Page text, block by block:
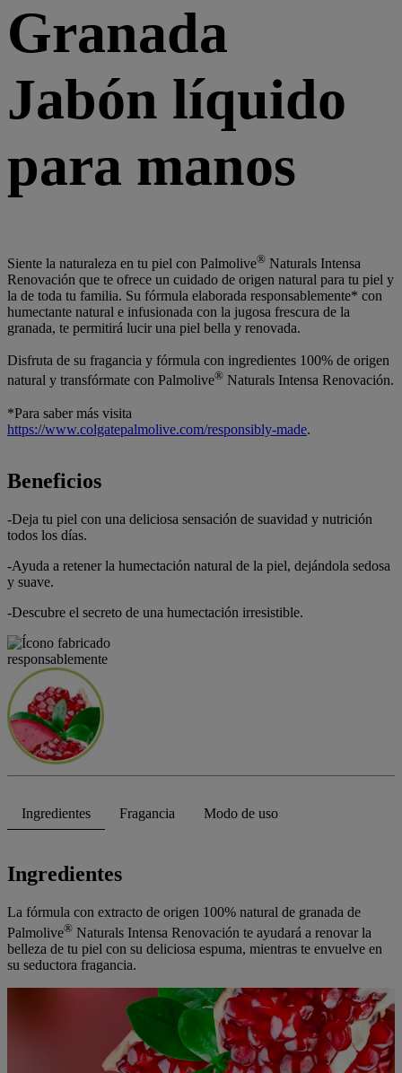
Granada
Jabón líquido
para manos
Siente la naturaleza en tu piel con Palmolive® Naturals Intensa
Renovación que te ofrece un cuidado de origen natural para tu piel y
la de toda tu familia. Su fórmula elaborada responsablemente* con
humectante natural e infusionada con la jugosa frescura de la
granada, te permitirá lucir una piel bella y renovada.
Disfruta de su fragancia y fórmula con ingredientes 100% de origen
natural y transfórmate con Palmolive® Naturals Intensa Renovación.
*Para saber más visita
https://www.colgatepalmolive.com/responsibly-made.
Beneficios
-Deja tu piel con una deliciosa sensación de suavidad y nutrición
todos los días.
-Ayuda a retener la humectación natural de la piel, dejándola sedosa
y suave.
-Descubre el secreto de una humectación irresistible.
Ingredientes Fragancia Modo de uso
Ingredientes
La fórmula con extracto de origen 100% natural de granada de
Palmolive® Naturals Intensa Renovación te ayudará a renovar la
belleza de tu piel con su deliciosa espuma, mientras te envuelve en
su seductora fragancia.